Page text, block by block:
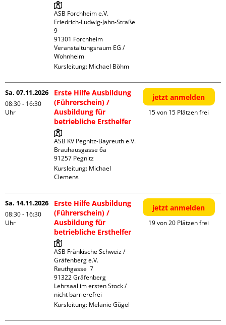
ASB Forchheim e.V.
Friedrich-Ludwig-Jahn-Straße
9
91301 Forchheim
Veranstaltungsraum EG /
Wohnheim
Kursleitung: Michael Böhm
Sa. 07.11.2026
08:30 - 16:30
Uhr
Erste Hilfe Ausbildung
(Führerschein) /
Ausbildung für
betriebliche Ersthelfer
ASB KV Pegnitz-Bayreuth e.V.
Brauhausgasse 6a
Kursleitung: Michael
Clemens
jetzt anmelden
15 von 15 Plätzen frei
Sa. 14.11.2026
08:30 - 16:30
Uhr
Erste Hilfe Ausbildung
(Führerschein) /
Ausbildung für
betriebliche Ersthelfer
ASB Fränkische Schweiz /
Gräfenberg e.V.
Reuthgasse  7
91322 Gräfenberg
Lehrsaal im ersten Stock /
nicht barrierefrei
Kursleitung: Melanie Gügel
jetzt anmelden
19 von 20 Plätzen frei